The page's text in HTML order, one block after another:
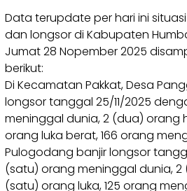
Data terupdate per hari ini
dan longsor di Kabupaten
Jumat 28 Nopember 2025
berikut:
Di Kecamatan Pakkat, Desa
longsor tanggal 25/11/2025
meninggal dunia, 2 (dua) orang
orang luka berat, 166 orang
Pulogodang banjir longsor
(satu) orang meninggal dunia, 2
(satu) orang luka, 125 orang